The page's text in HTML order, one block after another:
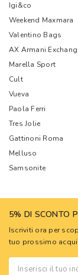
Igi&co
Weekend Maxmara
Valentino Bags
AX Armani
Marella Sport
Cult
Vueva
Paola Ferri
Tres Jolie
Gattinoni Roma
Melluso
Samsonite
5% DI SCONTO
Iscriviti ora per
tuo prossimo